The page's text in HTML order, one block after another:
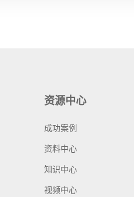
资源中心
成功案例
资料中心
知识中心
视频中心